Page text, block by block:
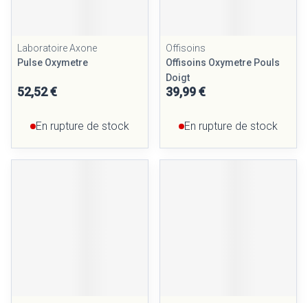
Laboratoire Axone
Pulse Oxymetre
52,52 €
En rupture de stock
Offisoins
Offisoins Oxymetre Pouls
Doigt
39,99 €
En rupture de stock